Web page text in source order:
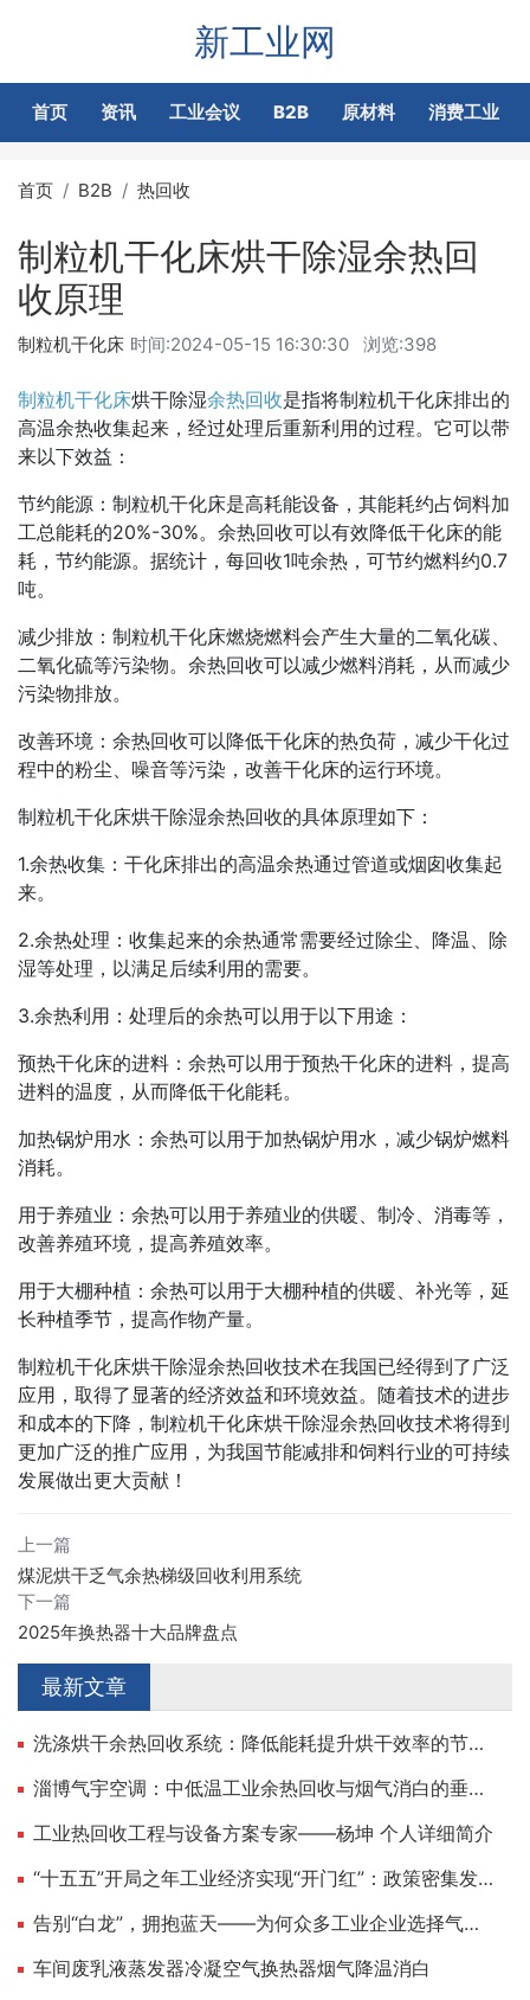
新工业网
首页 资讯 工业会议 B2B 原材料 消费工业
首页 B2B 热回收
制粒机干化床烘干除湿余热回
收原理
时间:2024-05-15 16:30:30 浏览:398
制粒机干化床
制粒机干化床烘干除湿余热回收是指将制粒机干化床排出的
高温余热收集起来，经过处理后重新利用的过程。它可以带
来以下效益：
节约能源：制粒机干化床是高耗能设备，其能耗约占饲料加
工总能耗的20%-30%。余热回收可以有效降低干化床的能
耗，节约能源。据统计，每回收1吨余热，可节约燃料约0.7
吨。
减少排放：制粒机干化床燃烧燃料会产生大量的二氧化碳、
二氧化硫等污染物。余热回收可以减少燃料消耗，从而减少
污染物排放。
改善环境：余热回收可以降低干化床的热负荷，减少干化过
程中的粉尘、噪音等污染，改善干化床的运行环境。
制粒机干化床烘干除湿余热回收的具体原理如下：
1.余热收集：干化床排出的高温余热通过管道或烟囱收集起
来。
2.余热处理：收集起来的余热通常需要经过除尘、降温、除
湿等处理，以满足后续利用的需要。
3.余热利用：处理后的余热可以用于以下用途：
预热干化床的进料：余热可以用于预热干化床的进料，提高
进料的温度，从而降低干化能耗。
加热锅炉用水：余热可以用于加热锅炉用水，减少锅炉燃料
消耗。
用于养殖业：余热可以用于养殖业的供暖、制冷、消毒等，
改善养殖环境，提高养殖效率。
用于大棚种植：余热可以用于大棚种植的供暖、补光等，延
长种植季节，提高作物产量。
制粒机干化床烘干除湿余热回收技术在我国已经得到了广泛
应用，取得了显著的经济效益和环境效益。随着技术的进步
和成本的下降，制粒机干化床烘干除湿余热回收技术将得到
更加广泛的推广应用，为我国节能减排和饲料行业的可持续
发展做出更大贡献！
上一篇
煤泥烘干乏气余热梯级回收利用系统
下一篇
2025年换热器十大品牌盘点
最新文章
洗涤烘干余热回收系统：降低能耗提升烘干效率的节能方案
淄博气宇空调：中低温工业余热回收与烟气消白的垂直选手
工业热回收工程与设备方案专家——杨坤 个人详细简介
“十五五”开局之年工业经济实现“开门红”：政策密集发力，新质生产力引领制造业向“高、新、绿”加速跃升
告别“白龙”，拥抱蓝天——为何众多工业企业选择气宇空调实现烟气“消白脱白”？
车间废乳液蒸发器冷凝空气换热器烟气降温消白